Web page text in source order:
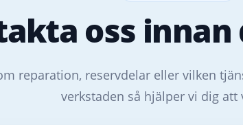
oss
reparation, reservdelar eller vilken
verkstaden så hjälper vi dig att